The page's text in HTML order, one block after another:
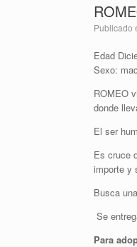
Publicado
Edad
Sexo:
ROMEO
donde
El ser
Es cruce
importe y
Busca
Se
Para